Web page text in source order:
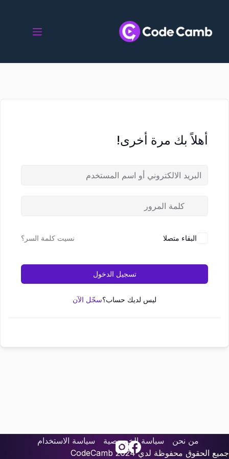
أهلاً بك مرة أخرى!
البقاء متصلا نسيت كلمة السر؟
تسجيل الدخول
ليس لديك حساب؟سجّل الآن
من نحن سياسة الخصوصية
سياسة الاستخدام
جميع الحقوق محفوظة لدي
CodeCamb 2024